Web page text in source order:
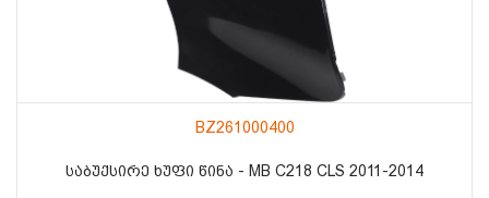
BZ261000400
ᲡᲐᲑᲣᲥᲡᲘᲠᲔ ᲮᲣᲤᲘ ᲬᲘᲜᲐ - MB C218 CLS 2011-2014